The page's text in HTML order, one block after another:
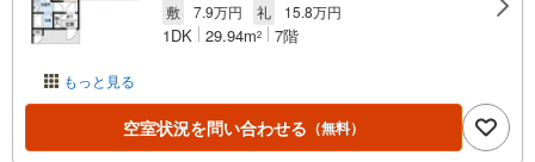
もっと見る
敷
7.9万円 礼 15.8万円
1DK 29.94m2 7階
空室状況を問い合わせる （無料）